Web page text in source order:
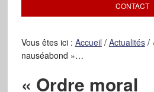
CONTACT
Vous êtes ici : Accueil / Actualités /
nauséabond »…
« Ordre moral